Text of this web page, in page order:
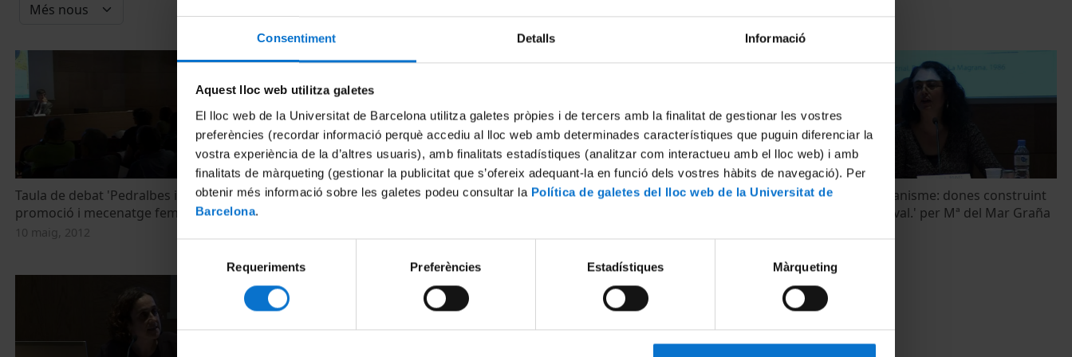
Consentiment Detalls Informació
Aquest lloc web utilitza galetes
El lloc web de la Universitat de Barcelona utilitza galetes pròpies i de tercers amb la finalitat de gestionar les vostres
preferències (recordar informació perquè accediu al lloc web amb determinades característiques que puguin diferenciar la
vostra experiència de la d’altres usuaris), amb finalitats estadístiques (analitzar com interactueu amb el lloc web) i amb
finalitats de màrqueting (gestionar la publicitat que s’ofereix adequant-la en funció dels vostres hàbits de navegació). Per
obtenir més informació sobre les galetes podeu consultar la Política de galetes del lloc web de la Universitat de
Barcelona.
consentiment
Requeriments Preferències Estadístiques Màrqueting
Taula de debat 'Pedralbes i Barcelona:
promoció i mecenatge femení'
10 maig, 2012
'Pedralbes i Barcelona: promoció i
'Pedralbes i Barcelona: promoció i
'Monacat i urbanisme: dones construint
la ciutat medieval.' per Mª del Mar Graña